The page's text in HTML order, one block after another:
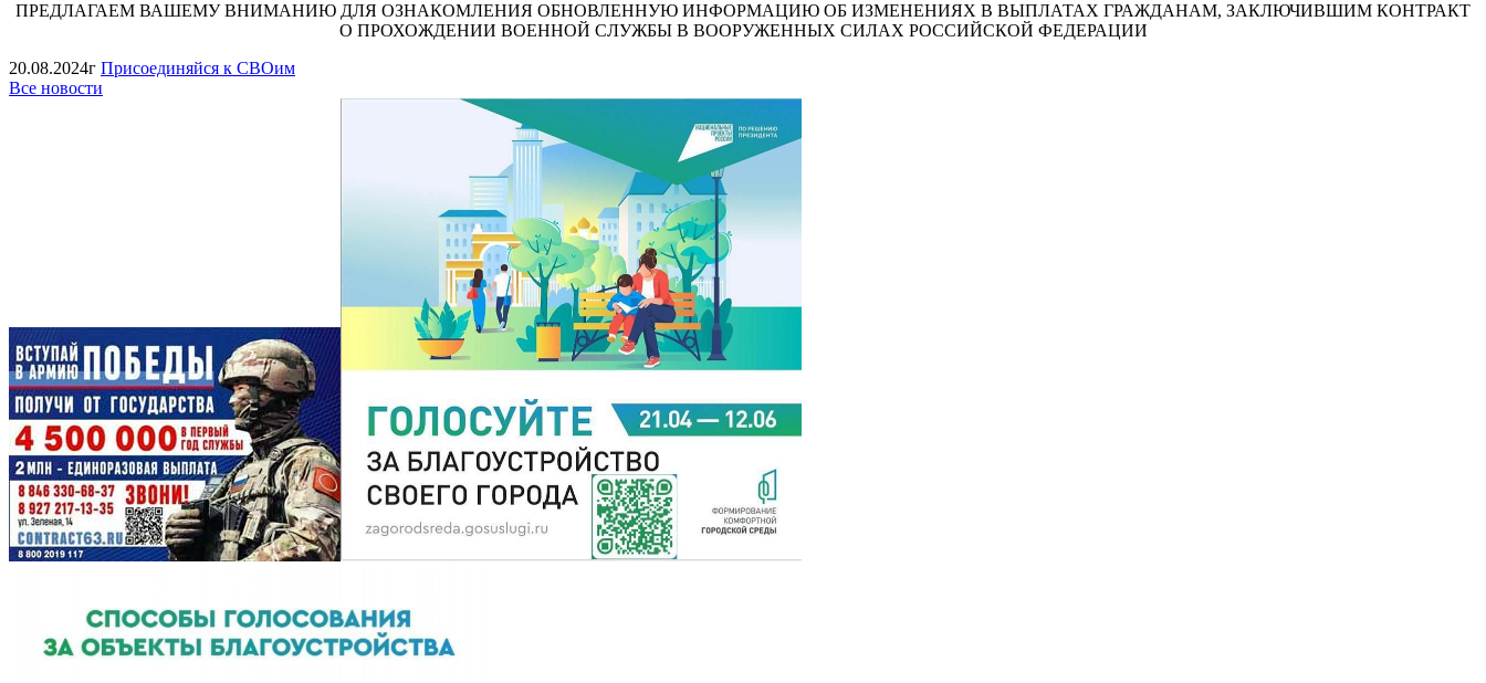
ПРЕДЛАГАЕМ ВАШЕМУ ВНИМАНИЮ ДЛЯ ОЗНАКОМЛЕНИЯ ОБНОВЛЕННУЮ ИНФОРМАЦИЮ ОБ ИЗМЕНЕНИЯХ В ВЫПЛАТАХ ГРАЖДАНАМ, ЗАКЛЮЧИВШИМ КОНТРАКТ
О ПРОХОЖДЕНИИ ВОЕННОЙ СЛУЖБЫ В ВООРУЖЕННЫХ СИЛАХ РОССИЙСКОЙ ФЕДЕРАЦИИ
20.08.2024г Присоединяйся к СВОим
Все новости